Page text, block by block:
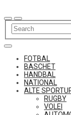
to
content
FOTBAL
BASCHET
HANDBAL
NATIONAL
ALTE
RUGBY
VOLEI